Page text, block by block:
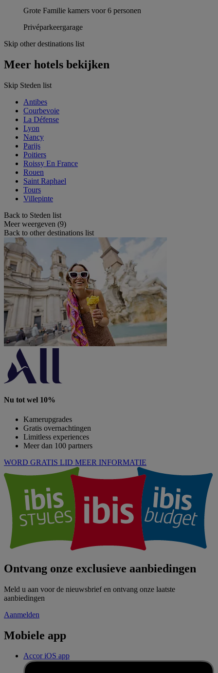
Grote Familie kamers voor 6 personen
Privéparkeergarage
Skip other destinations list
Meer hotels bekijken
Skip Steden list
Antibes
Courbevoie
La Défense
Lyon
Nancy
Parijs
Poitiers
Roissy En France
Rouen
Saint Raphael
Tours
Villepinte
Back to Steden list
Meer weergeven (9)
Back to other destinations list
Nu tot wel 10%
Kamerupgrades
Gratis overnachtingen
Limitless experiences
Meer dan 100 partners
WORD GRATIS LID MEER INFORMATIE
Ontvang onze exclusieve aanbiedingen
Meld u aan voor de nieuwsbrief en ontvang onze laatste
aanbiedingen
Aanmelden
Mobiele app
Accor iOS app